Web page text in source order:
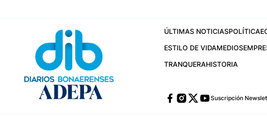
ÚLTIMAS NOTICIASPOLÍTICA
ESTILO DE VIDAMEDIOS
TRANQUERAHISTORIA
Suscripción